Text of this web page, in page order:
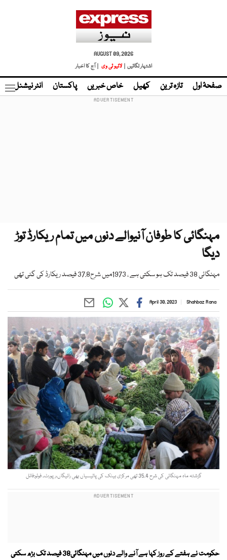
AUGUST 09, 2026
اشتہار لگائیں |
لائیو ٹی وی | آج کا اخبار
صفحۂ اول تازہ ترین کھیل خاص خبریں پاکستان انٹر نیشنل
مہنگائی کا طوفان آنیوالے دنوں میں تمام ریکارڈ توڑ
دیگا
مہنگائی 38 فیصد تک ہو سکتی ہے ، 1973میں شرح37.8 فیصد ریکارڈ کی گئی تھی
Shahbaz Rana
April 30, 2023
گزشتہ ماہ مہنگائی کی شرح 35.4 تھی مرکزی بینک کی پالیسیاں بھی رائیگاں،رپورٹ۔ فوٹو:فائل
حکومت نے ہفتے کے روز کہا ہے آنے والے دنوں میں مہنگائی38 فیصد تک بڑھ سکتی